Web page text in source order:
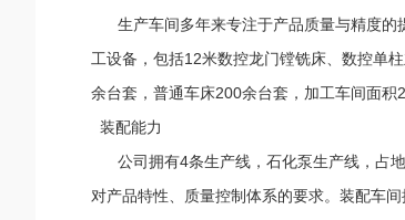
生产车间多年来专注于产品质量与精度的
工设备，包括12米数控龙门镗铣床、数控单
余台套，普通车床200余台套，加工车间面积
装配能力
公司拥有4条生产线，石化泵生产线，占地
对产品特性、质量控制体系的要求。装配车